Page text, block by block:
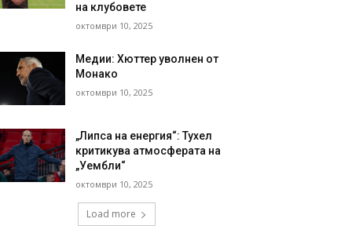
на клубовете
октомври 10, 2025
Медии: Хюттер уволнен от
Монако
октомври 10, 2025
„Липса на енергия“: Тухел
критикува атмосферата на
„Уембли“
октомври 10, 2025
Load more